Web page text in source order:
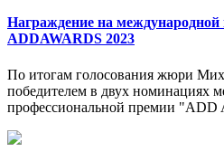
Награждение на
ADDAWARDS 2023
По итогам голосования жюри
победителем в двух номинациях
профессиональной премии "ADD